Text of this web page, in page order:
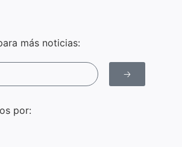
más noticias:
🡢
por: